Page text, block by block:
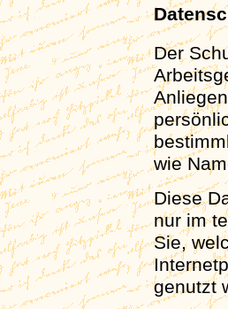
Der
wie
Diese
nur im
Sie,
genutzt